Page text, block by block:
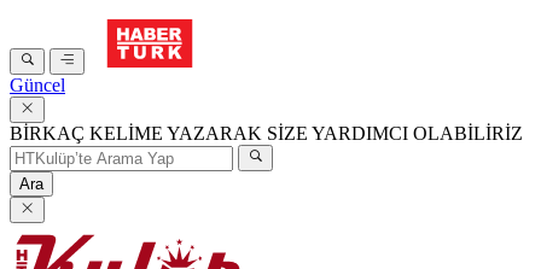
Güncel
BİRKAÇ KELİME YAZARAK SİZE YARDIMCI OLABİLİRİZ
Ara